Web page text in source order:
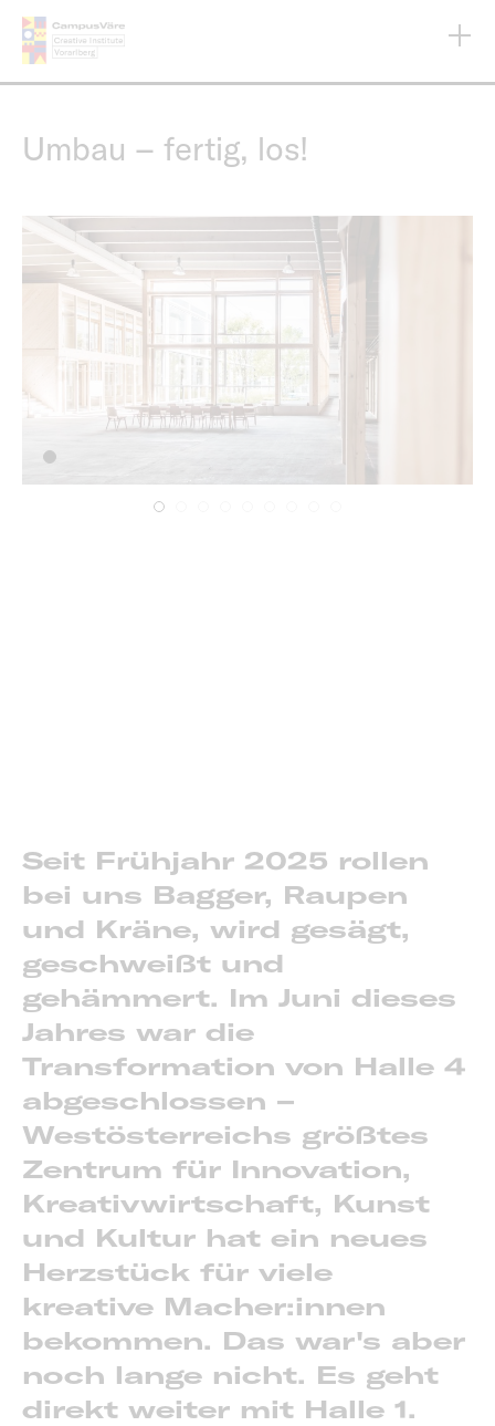
Inhalt
Umbau – fertig, los!
Seit Frühjahr 2025 rollen
bei uns Bagger, Raupen
und Kräne, wird gesägt,
geschweißt und
gehämmert. Im Juni dieses
Jahres war die
Transformation von Halle 4
abgeschlossen –
Westösterreichs größtes
Zentrum für Innovation,
Kreativwirtschaft, Kunst
und Kultur hat ein neues
Herzstück für viele
kreative Macher:innen
bekommen. Das war's aber
noch lange nicht. Es geht
direkt weiter mit Halle 1.